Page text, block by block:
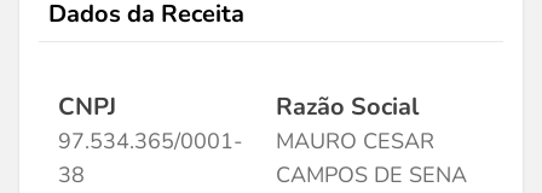
Dados da Receita
CNPJ
97.534.365/0001-
38
Razão Social
MAURO CESAR
CAMPOS DE SENA